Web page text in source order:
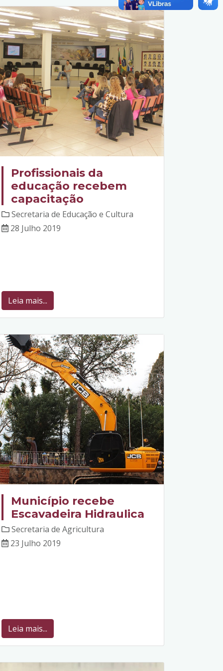
Profissionais da
educação recebem
capacitação
Secretaria de Educação e Cultura
28 Julho 2019
Leia mais...
Município recebe
Escavadeira Hidraulica
Secretaria de Agricultura
23 Julho 2019
Leia mais...